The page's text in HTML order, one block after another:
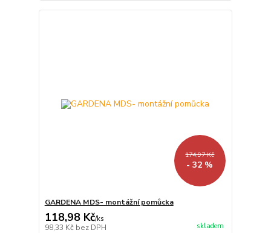
174,97 Kč
- 32 %
GARDENA MDS- montážní pomůcka
118,98 Kč/ks
98,33 Kč bez DPH skladem